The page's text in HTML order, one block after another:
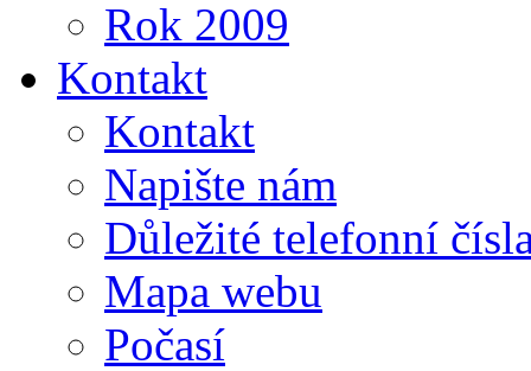
Rok 2009
Kontakt
Kontakt
Napište nám
Důležité telefonní
Mapa webu
Počasí